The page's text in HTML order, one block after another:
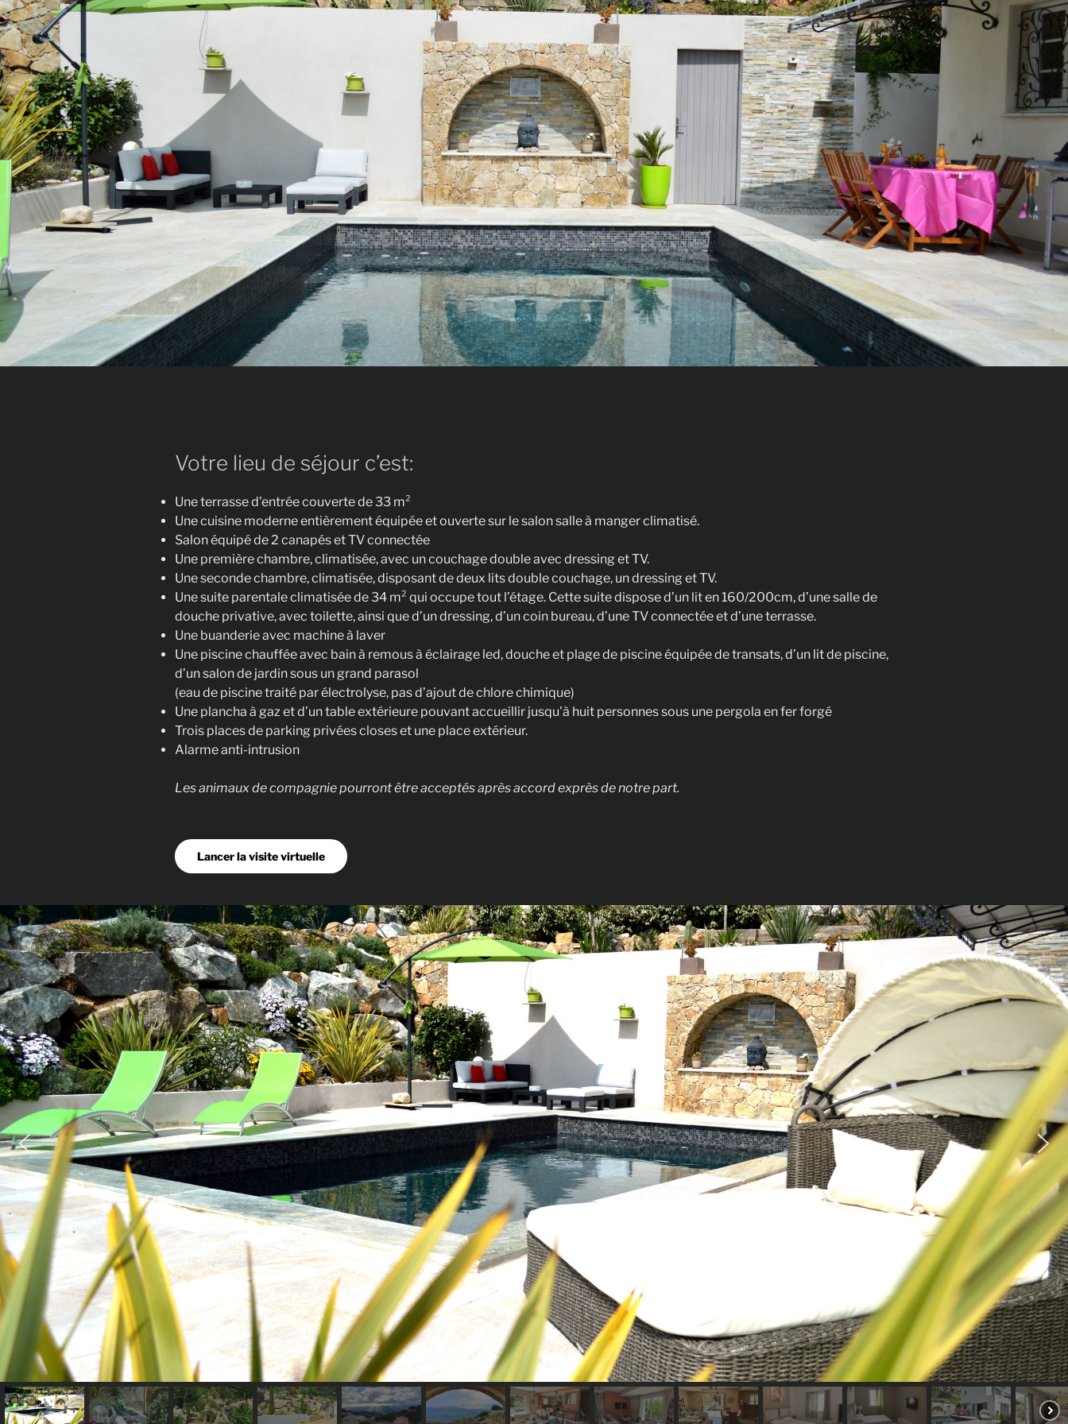
Votre lieu de séjour c’est:
Une terrasse d’entrée couverte de 33 m²
Une cuisine moderne entièrement équipée et ouverte sur le salon salle à manger climatisé.
Salon équipé de 2 canapés et TV connectée
Une première chambre, climatisée, avec un couchage double avec dressing et TV.
Une seconde chambre, climatisée, disposant de deux lits double couchage, un dressing et TV.
Une suite parentale climatisée de 34 m² qui occupe tout l’étage. Cette suite dispose d’un lit en 160/200cm, d’une salle de
douche privative, avec toilette, ainsi que d’un dressing, d’un coin bureau, d’une TV connectée et d’une terrasse.
Une buanderie avec machine à laver
Une piscine chauffée avec bain à remous à éclairage led, douche et plage de piscine équipée de transats, d’un lit de piscine,
d’un salon de jardin sous un grand parasol
(eau de piscine traité par électrolyse, pas d’ajout de chlore chimique)
Une plancha à gaz et d’un table extérieure pouvant accueillir jusqu’à huit personnes sous une pergola en fer forgé
Trois places de parking privées closes et une place extérieur.
Alarme anti-intrusion
Les animaux de compagnie pourront être acceptés après accord exprès de notre part.
Lancer la visite virtuelle